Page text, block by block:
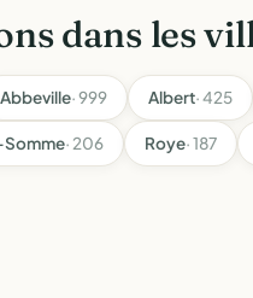
dans les
Abbeville· 999 Albert· 425
· 206 Roye· 187